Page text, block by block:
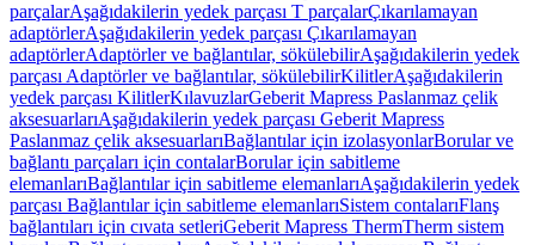
parçalarAşağıdakilerin yedek parçası T parçalarÇıkarılamayan
adaptörlerAşağıdakilerin yedek parçası Çıkarılamayan
adaptörlerAdaptörler ve bağlantılar, sökülebilirAşağıdakilerin yedek
parçası Adaptörler ve bağlantılar, sökülebilirKilitlerAşağıdakilerin
yedek parçası KilitlerKılavuzlarGeberit Mapress Paslanmaz çelik
aksesuarlarıAşağıdakilerin yedek parçası Geberit Mapress
Paslanmaz çelik aksesuarlarıBağlantılar için izolasyonlarBorular ve
bağlantı parçaları için contalarBorular için sabitleme
elemanlarıBağlantılar için sabitleme elemanlarıAşağıdakilerin yedek
parçası Bağlantılar için sabitleme elemanlarıSistem contalarıFlanş
bağlantıları için cıvata setleriGeberit Mapress ThermTherm sistem